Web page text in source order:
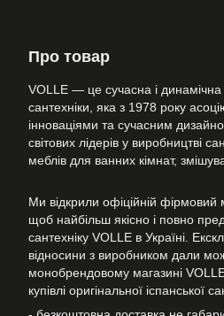
Про товар
VOLLE — це сучасна і динамічна
сантехніки, яка з 1978 року
інноваціями та сучасним
світових лідерів у виробництві
меблів для ванних кімнат,
Ми відкрили офіційній
щоб найбільш якісно і повно
сантехніку VOLLE в Україні.
відносини з виробником дали
монобрендовому магазині
купівлі оригінальної іспанської